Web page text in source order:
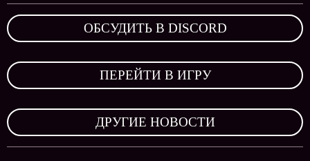
ОБСУДИТЬ В DISCORD
ПЕРЕЙТИ В ИГРУ
ДРУГИЕ НОВОСТИ